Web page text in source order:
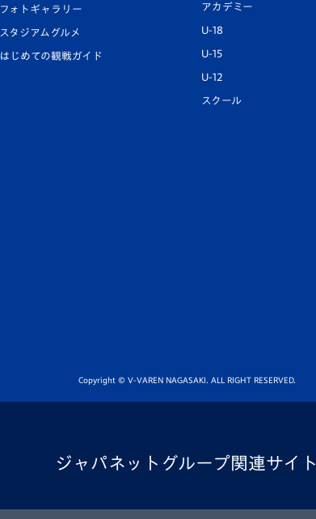
フォトギャラリー
スタジアムグルメ
はじめての観戦ガイド
アカデミー
U-18
U-15
U-12
スクール
Copyright © V-VAREN NAGASAKI. ALL RIGHT RESERVED.
ジャパネットグループ関連サイト